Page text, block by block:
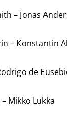
– Jonas
– Konstantin
Rodrigo de
– Mikko